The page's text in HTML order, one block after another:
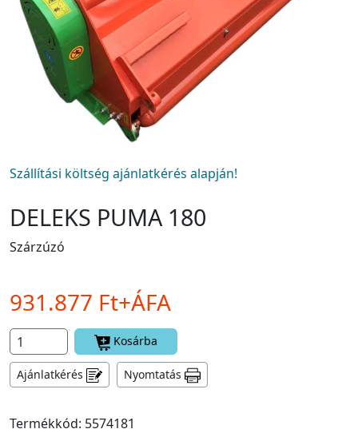
Szállítási költség ajánlatkérés alapján!
DELEKS PUMA 180
Szárzúzó
931.877 Ft+ÁFA
Kosárba
Ajánlatkérés Nyomtatás
Termékkód: 5574181